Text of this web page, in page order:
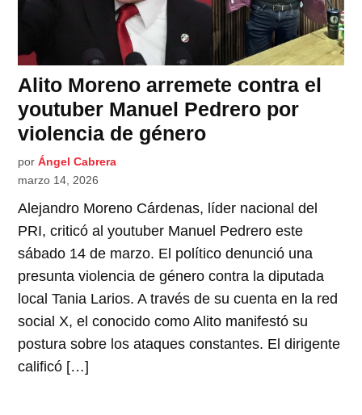
Alito Moreno arremete contra el
youtuber Manuel Pedrero por
violencia de género
por Ángel Cabrera
marzo 14, 2026
Alejandro Moreno Cárdenas, líder nacional del
PRI, criticó al youtuber Manuel Pedrero este
sábado 14 de marzo. El político denunció una
presunta violencia de género contra la diputada
local Tania Larios. A través de su cuenta en la red
social X, el conocido como Alito manifestó su
postura sobre los ataques constantes. El dirigente
calificó […]